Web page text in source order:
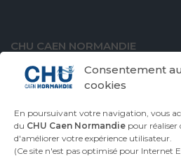
Consentement
cookies
En poursuivant votre navigation, vous
du CHU Caen Normandie pour réaliser
d'améliorer votre expérience utilisateur.
(Ce site n'est pas optimisé pour Internet
CHU CAEN NORMANDIE
14000 Caen
VENIR AU CHU